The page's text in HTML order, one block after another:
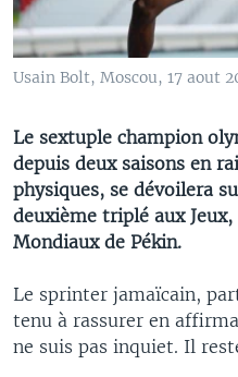
Usain Bolt, Moscou, 17 aout
Le sextuple champion
depuis deux saisons en
physiques, se dévoilera
deuxième triplé aux
Mondiaux de Pékin.
Le sprinter jamaïcain,
tenu à rassurer en
ne suis pas inquiet. Il